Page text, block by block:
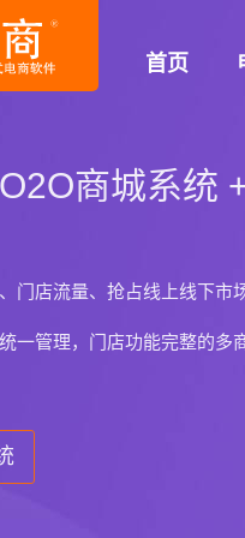
首页
商城系统
多汇率电商系统
电商的B2C/B2B/B2B2C平台